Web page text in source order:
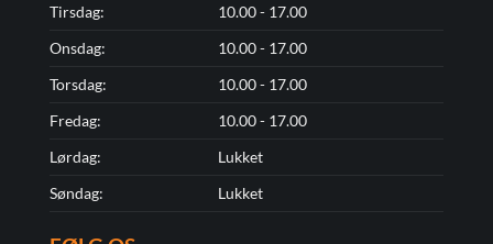
Tirsdag:
10.00 - 17.00
Onsdag:
10.00 - 17.00
Torsdag:
10.00 - 17.00
Fredag:
10.00 - 17.00
Lørdag:
Lukket
Søndag:
Lukket